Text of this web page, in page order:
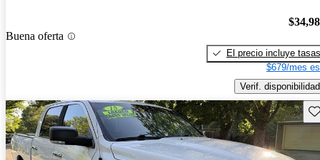
Buena oferta
El precio incluye tasas
$679/mes
Verif. disponibilidad